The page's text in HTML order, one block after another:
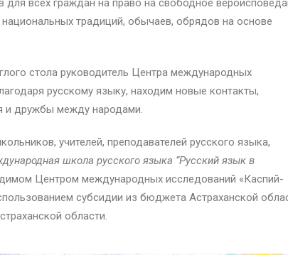
традиций, обычаев, обрядов на основе
стола руководитель Центра международных
русскому языку, находим новые контакты,
и дружбы между народами.
учителей, преподавателей русского языка,
школа русского языка “Русский язык в
Центром международных исследований «Каспий-
субсидии из бюджета Астраханской
области.